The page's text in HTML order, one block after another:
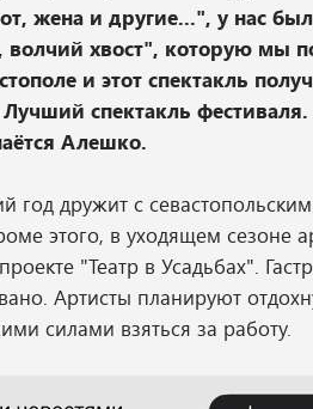
жена и другие...", у нас
хвост", которую мы
и этот спектакль
спектакль фестиваля.
Алешко.
год дружит с
этого, в уходящем сезоне
"Театр в Усадьбах".
Артисты планируют
силами взяться за работу.